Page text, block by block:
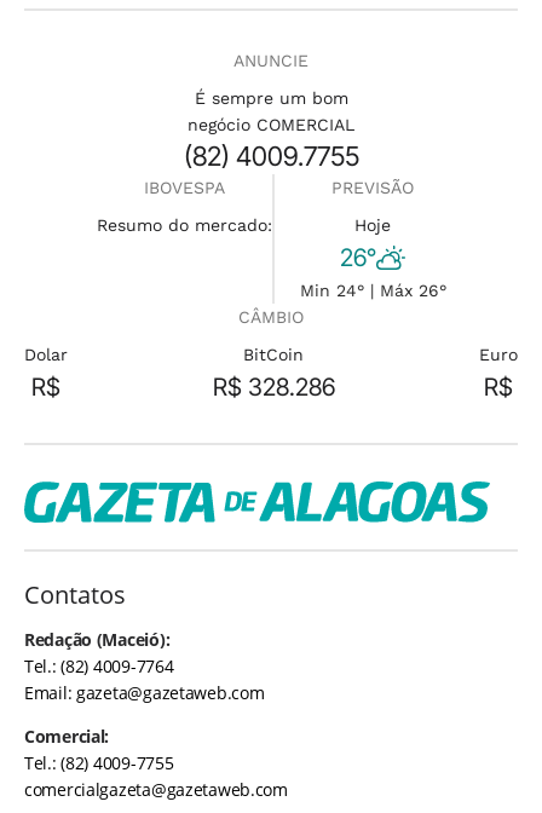
ANUNCIE
É sempre um bom
negócio COMERCIAL
(82) 4009.7755
IBOVESPA
Resumo do mercado:
PREVISÃO
Hoje
26°
Min 24° | Máx 26°
CÂMBIO
Dolar
R$
BitCoin
R$ 328.286
Euro
R$
Contatos
Redação (Maceió):
Tel.: (82) 4009-7764
Email:gazeta@gazetaweb.com
Comercial:
Tel.: (82) 4009-7755
comercialgazeta@gazetaweb.com